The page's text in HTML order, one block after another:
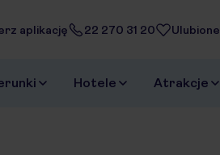
aplikację 22 270 31 20 Ulubione
Hotele Atrakcje